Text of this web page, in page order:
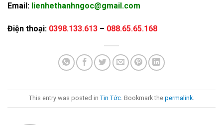
Email: lienhethanhngoc@gmail.com
Điện thoại: 0398.133.613 – 088.65.65.168
This entry was posted in Tin Tức . Bookmark the permalink